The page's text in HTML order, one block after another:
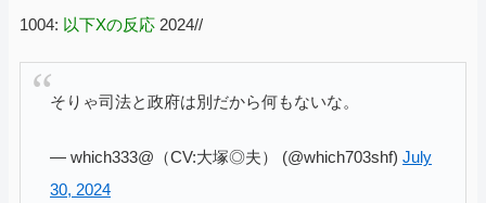
1004: 以下Xの反応 2024//
そりゃ司法と政府は別だから何もないな。
— which333@（CV:大塚◎夫） (@which703shf) July
30, 2024